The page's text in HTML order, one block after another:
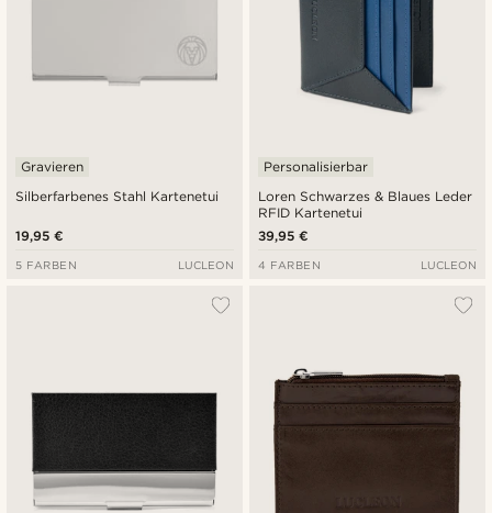
Silberfarbenes Stahl Kartenetui
Gravieren
19,95 €
5 FARBEN LUCLEON
Loren Schwarzes & Blaues Leder
RFID Kartenetui
Personalisierbar
39,95 €
4 FARBEN LUCLEON